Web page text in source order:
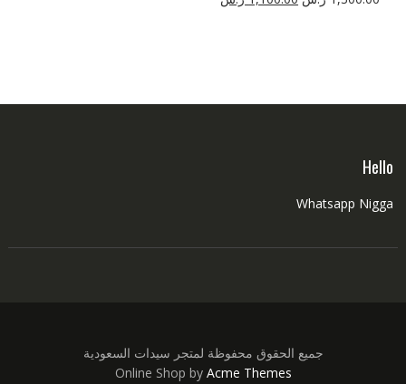
Hello
Whatsapp Nigga
جميع الحقوق محفوظة لمتجر سيدات السعودية
Online Shop by Acme Themes